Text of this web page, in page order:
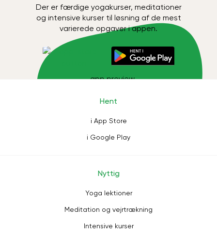
Der er færdige yogakurser, meditationer
og intensive kurser til løsning af de mest
varierede opgaver i appen.
Hent
i App Store
i Google Play
Nyttig
Yoga lektioner
Meditation og vejrtrækning
Intensive kurser